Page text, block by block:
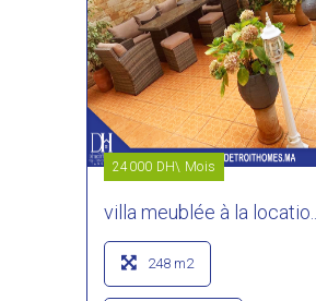
24000 DH\ Mois
villa meublée à la locatio...
248 m2